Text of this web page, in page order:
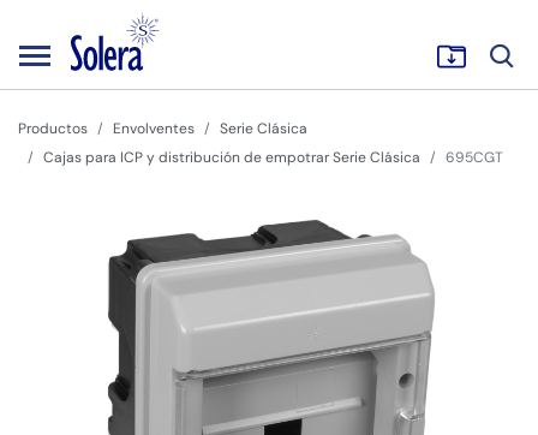
Productos Envolventes
Serie Clásica
Cajas para ICP y distribución de empotrar Serie Clásica
695CGT